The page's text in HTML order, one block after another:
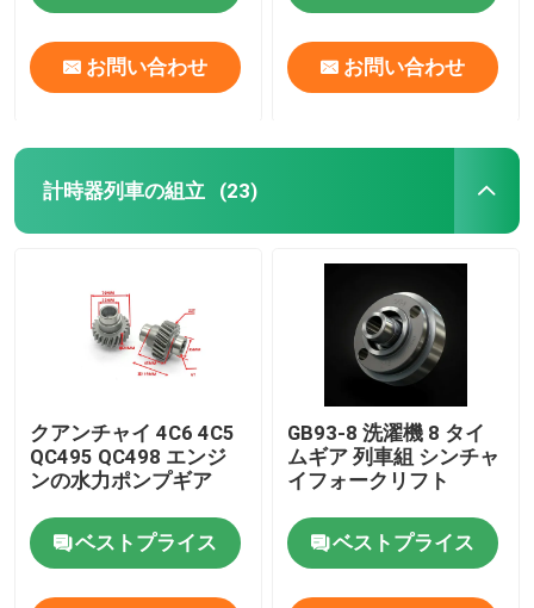
お問い合わせ お問い合わせ
計時器列車の組立 (23)
クアンチャイ 4C6 4C5
QC495 QC498 エンジ
ンの水力ポンプギア
ベストプライス
GB93-8 洗濯機 8 タイ
ムギア 列車組 シンチャ
イフォークリフト
ベストプライス